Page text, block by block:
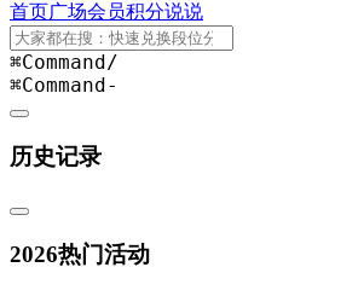
首页广场会员积分说说
⌘Command/
⌘Command-
历史记录
2026热门活动